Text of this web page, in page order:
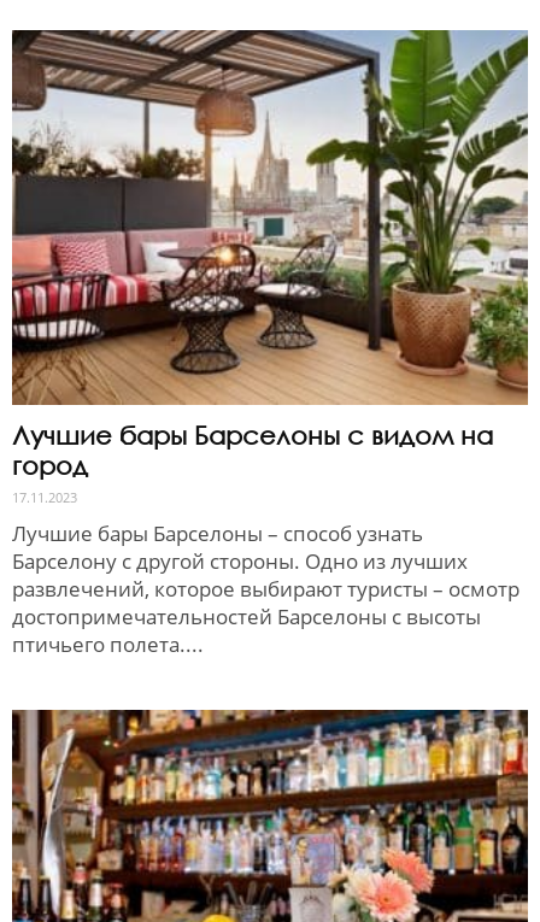
Лучшие бары Барселоны с видом на
город
17.11.2023
Лучшие бары Барселоны – способ узнать
Барселону с другой стороны. Одно из лучших
развлечений, которое выбирают туристы – осмотр
достопримечательностей Барселоны с высоты
птичьего полета....